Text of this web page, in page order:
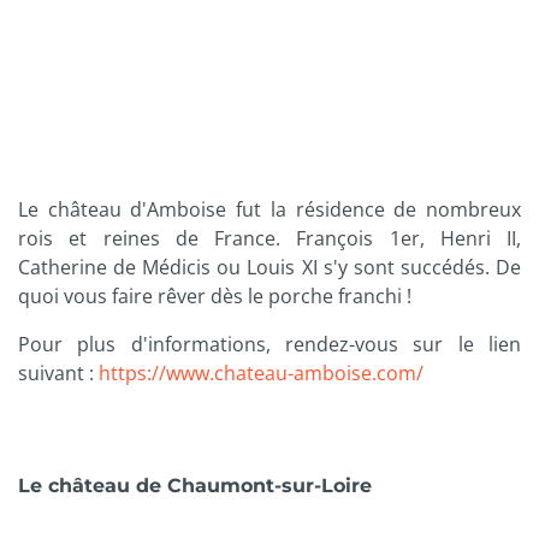
Le château d'Amboise fut la résidence de nombreux
rois et reines de France. François 1er, Henri II,
Catherine de Médicis ou Louis XI s'y sont succédés. De
quoi vous faire rêver dès le porche franchi !
Pour plus d'informations, rendez-vous sur le lien
suivant : https://www.chateau-amboise.com/
Le château de Chaumont-sur-Loire